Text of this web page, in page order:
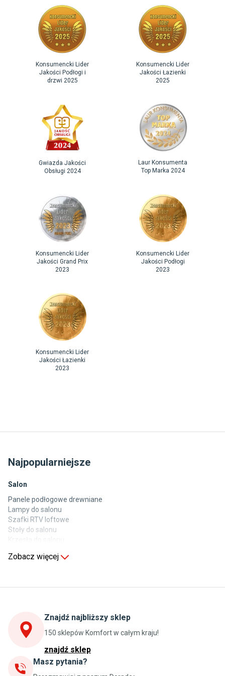
Konsumencki Lider
Jakości Podłogi i
drzwi 2025
Konsumencki Lider
Jakości Łazienki
2025
Gwiazda Jakości
Obsługi 2024
Laur Konsumenta
Top Marka 2024
Konsumencki Lider
Jakości Grand Prix
2023
Konsumencki Lider
Jakości Podłogi
2023
Konsumencki Lider
Jakości Łazienki
2023
Najpopularniejsze
Salon
Panele podłogowe drewniane
Lampy do salonu
Szafki RTV loftowe
Stoły do salonu
Stoły do kuchni
Szafki kuchenne wiszące (górne)
Szafki pod zlewozmywak
Blaty kuchenne laminowane
Jadalnia
Zobacz więcej
Znajdź najbliższy sklep
150 sklepów Komfort w całym kraju!
znajdź sklep
Masz pytania?